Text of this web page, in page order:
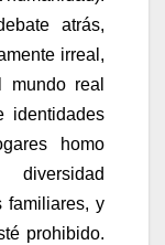
atrás,
irreal,
real
identidades
homo
familiares, y
prohibido.